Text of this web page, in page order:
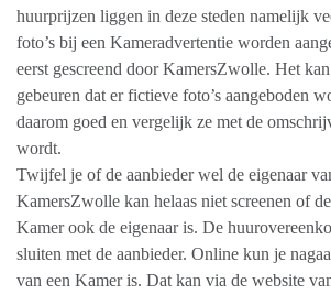
huurprijzen liggen in deze steden namelijk
foto’s bij een Kameradvertentie worden
eerst gescreend door KamersZwolle. Het
gebeuren dat er fictieve foto’s aangeboden
daarom goed en vergelijk ze met de
wordt.
Twijfel je of de aanbieder wel de eigenaar
KamersZwolle kan helaas niet screenen of
Kamer ook de eigenaar is. De
sluiten met de aanbieder. Online kun je
van een Kamer is. Dat kan via de website